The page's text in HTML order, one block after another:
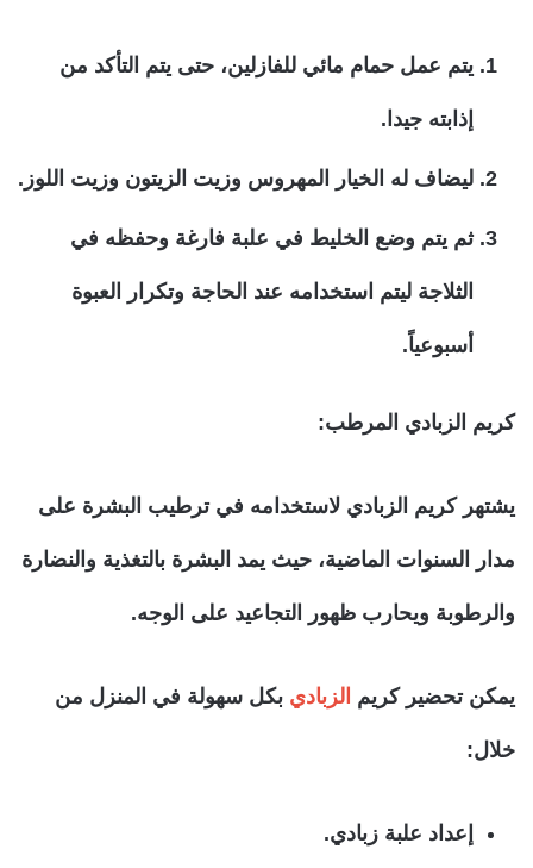
يتم عمل حمام مائي للفازلين، حتى يتم التأكد من
إذابته جيدا.
ليضاف له الخيار المهروس وزيت الزيتون وزيت اللوز.
ثم يتم وضع الخليط في علبة فارغة وحفظه في
الثلاجة ليتم استخدامه عند الحاجة وتكرار العبوة
أسبوعياً.
كريم الزبادي المرطب:
يشتهر كريم الزبادي لاستخدامه في ترطيب البشرة على
مدار السنوات الماضية، حيث يمد البشرة بالتغذية والنضارة
والرطوبة ويحارب ظهور التجاعيد على الوجه.
يمكن تحضير كريم الزبادي بكل سهولة في المنزل من
خلال:
إعداد علبة زبادي.